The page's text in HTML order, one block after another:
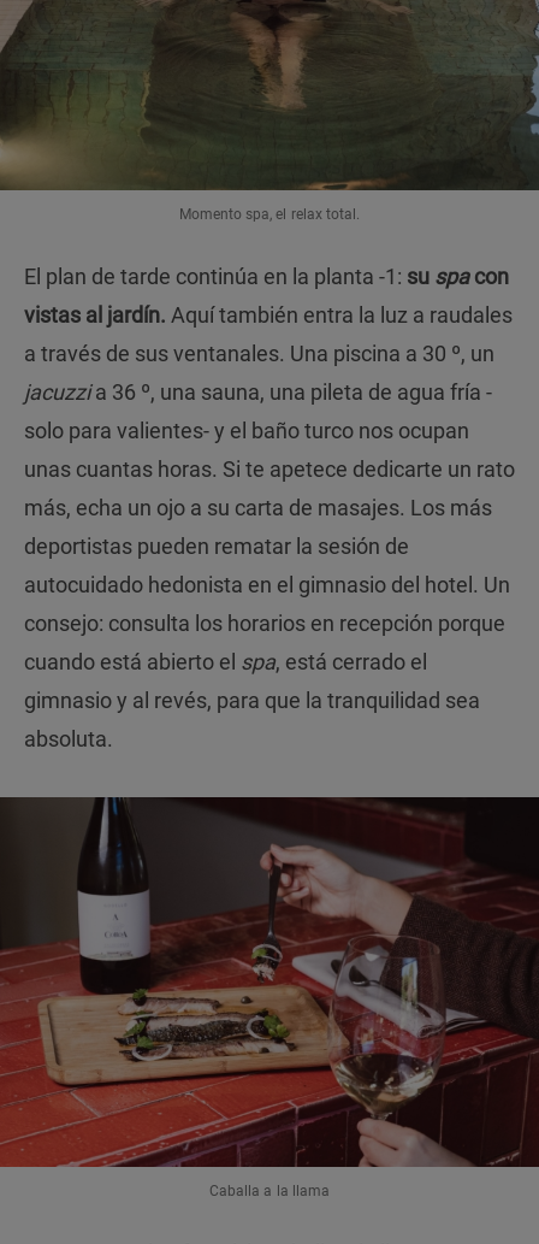
Momento spa, el relax total.
El plan de tarde continúa en la planta -1: su spacon
vistas al jardín. Aquí también entra la luz a raudales
a través de sus ventanales. Una piscina a 30 º, un
jacuzzia 36 º, una sauna, una pileta de agua fría -
solo para valientes- y el baño turco nos ocupan
unas cuantas horas. Si te apetece dedicarte un rato
más, echa un ojo a su carta de masajes. Los más
deportistas pueden rematar la sesión de
autocuidado hedonista en el gimnasio del hotel. Un
consejo: consulta los horarios en recepción porque
cuando está abierto el spa, está cerrado el
gimnasio y al revés, para que la tranquilidad sea
absoluta.
Caballa a la llama